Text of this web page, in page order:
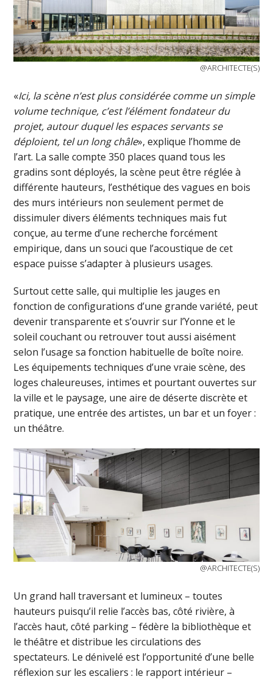
@ARCHITECTE(S)
«Ici, la scène n’est plus considérée comme un simple
volume technique, c’est l’élément fondateur du
projet, autour duquel les espaces servants se
déploient, tel un long châle», explique l’homme de
l’art. La salle compte 350 places quand tous les
gradins sont déployés, la scène peut être réglée à
différente hauteurs, l’esthétique des vagues en bois
des murs intérieurs non seulement permet de
dissimuler divers éléments techniques mais fut
conçue, au terme d’une recherche forcément
empirique, dans un souci que l’acoustique de cet
espace puisse s’adapter à plusieurs usages.
Surtout cette salle, qui multiplie les jauges en
fonction de configurations d’une grande variété, peut
devenir transparente et s’ouvrir sur l’Yonne et le
soleil couchant ou retrouver tout aussi aisément
selon l’usage sa fonction habituelle de boîte noire.
Les équipements techniques d’une vraie scène, des
loges chaleureuses, intimes et pourtant ouvertes sur
la ville et le paysage, une aire de déserte discrète et
pratique, une entrée des artistes, un bar et un foyer :
un théâtre.
@ARCHITECTE(S)
Un grand hall traversant et lumineux – toutes
hauteurs puisqu’il relie l’accès bas, côté rivière, à
l’accès haut, côté parking – fédère la bibliothèque et
le théâtre et distribue les circulations des
spectateurs. Le dénivelé est l’opportunité d’une belle
réflexion sur les escaliers : le rapport intérieur –